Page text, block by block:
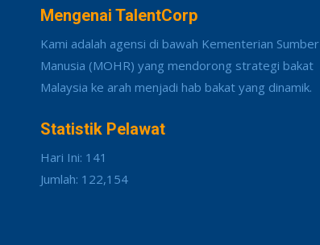
Mengenai TalentCorp
Kami adalah agensi di bawah Kementerian Sumber
Manusia (MOHR) yang mendorong strategi bakat
Malaysia ke arah menjadi hab bakat yang dinamik.
Statistik Pelawat
Hari Ini: 141
Jumlah: 122,154